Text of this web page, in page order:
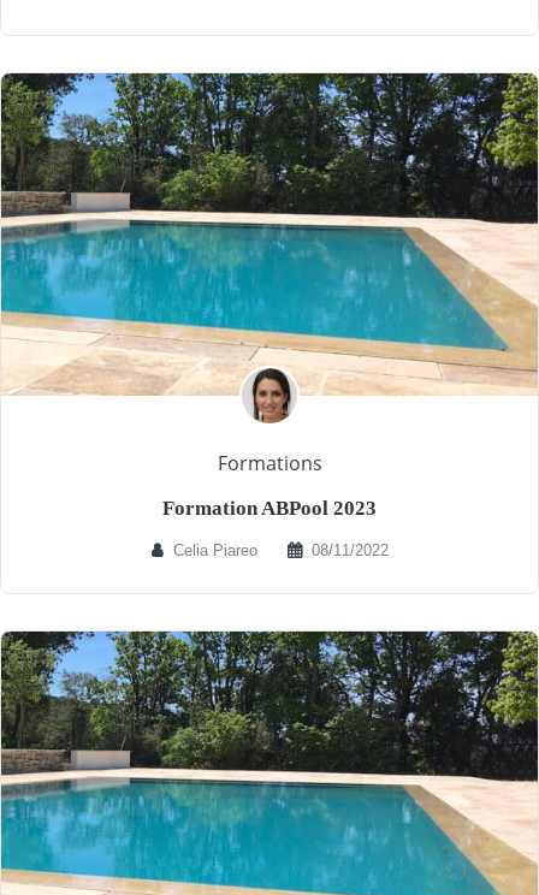
Formations
Formation ABPool 2023
Celia Piareo 08/11/2022